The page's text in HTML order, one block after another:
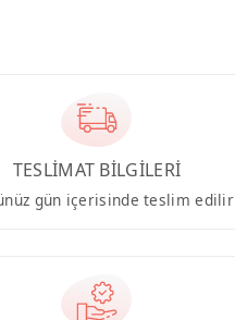
TESLİMAT BİLGİLERİ
gün içerisinde teslim edilir